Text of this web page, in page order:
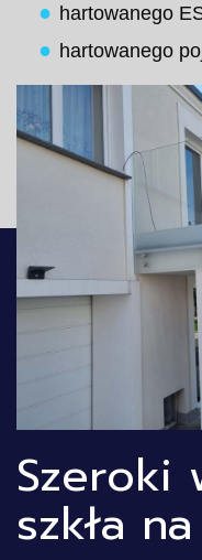
hartowanego
hartowanego
Szeroki
szkła